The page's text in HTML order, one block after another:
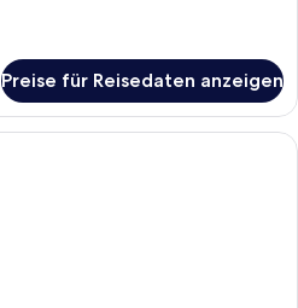
Preise für Reisedaten anzeigen